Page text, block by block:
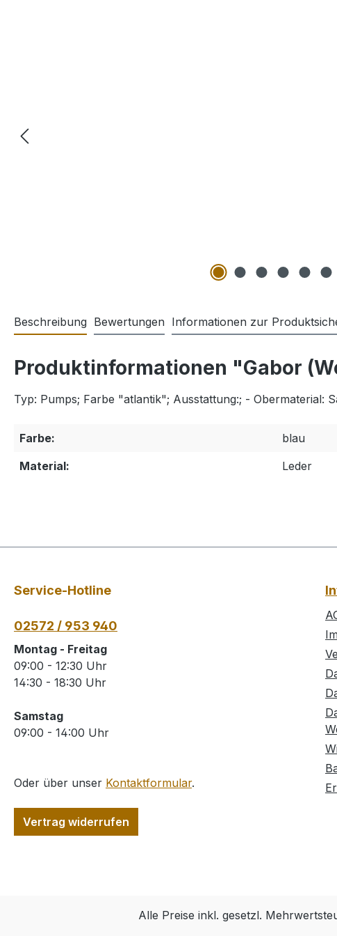
Beschreibung Bewertungen Informationen zur
Produktinformationen "Gabor
Typ: Pumps; Farbe "atlantik"; Ausstattung:; - Obermaterial:
Farbe:
blau
Material:
Leder
Service-Hotline
02572 / 953 940
Montag - Freitag
09:00 - 12:30 Uhr
14:30 - 18:30 Uhr
Samstag
09:00 - 14:00 Uhr
Oder über unser Kontaktformular.
Vertrag widerrufen
Alle Preise inkl. gesetzl.